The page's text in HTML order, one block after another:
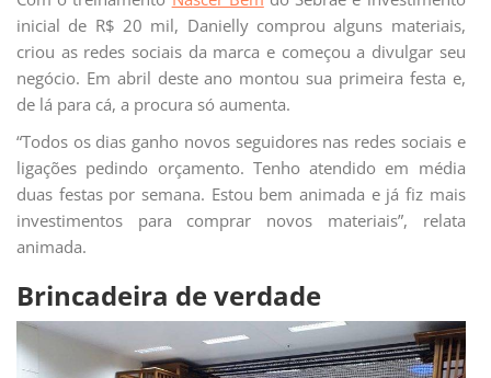
inicial de R$ 20 mil, Danielly comprou alguns materiais,
criou as redes sociais da marca e começou a divulgar seu
negócio. Em abril deste ano montou sua primeira festa e,
de lá para cá, a procura só aumenta.
“Todos os dias ganho novos seguidores nas redes sociais e
ligações pedindo orçamento. Tenho atendido em média
duas festas por semana. Estou bem animada e já fiz mais
investimentos para comprar novos materiais”, relata
animada.
Brincadeira de verdade